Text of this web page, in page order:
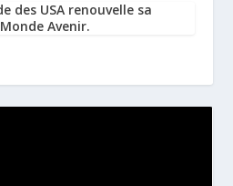
des USA renouvelle sa
Avenir.